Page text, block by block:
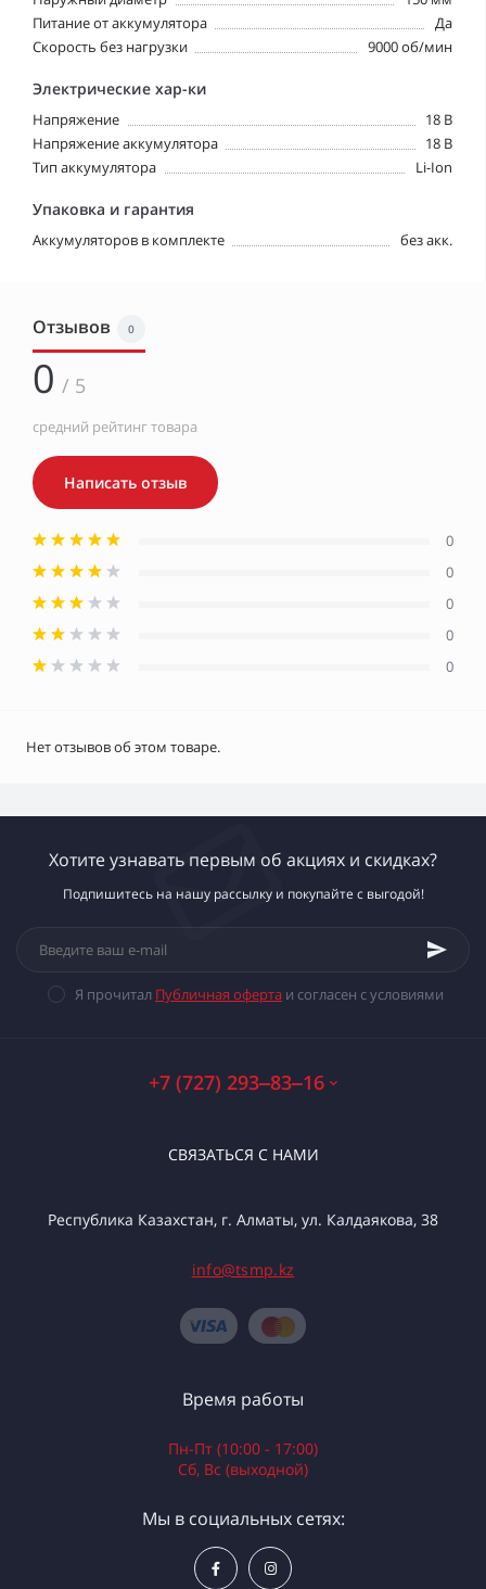
Питание от аккумулятора
Да
Скорость без нагрузки
9000 об/мин
Электрические хар-ки
Напряжение
18 В
Напряжение аккумулятора
18 В
Тип аккумулятора
Li-Ion
Упаковка и гарантия
Аккумуляторов в комплекте без акк.
Отзывов 0
0 / 5
средний рейтинг товара
Написать отзыв
0
0
0
0
0
Нет отзывов об этом товаре.
Хотите узнавать первым об акциях и скидках?
Подпишитесь на нашу рассылку и покупайте с выгодой!
Я прочитал Публичная оферта и согласен с условиями
+7 (727) 293‒83‒16
СВЯЗАТЬСЯ С НАМИ
Республика Казахстан, г. Алматы, ул. Калдаякова, 38
info@tsmp.kz
Время работы
Пн-Пт (10:00 - 17:00)
Сб, Вс (выходной)
Мы в социальных сетях: